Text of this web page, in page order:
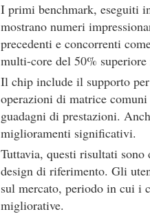
I primi benchmark, eseguiti
mostrano numeri
precedenti e concorrenti
multi-core del 50% superiore
Il chip include il supporto
operazioni di matrice
guadagni di prestazioni.
miglioramenti significativi.
Tuttavia, questi risultati sono
design di riferimento. Gli
sul mercato, periodo in cui i
migliorative.